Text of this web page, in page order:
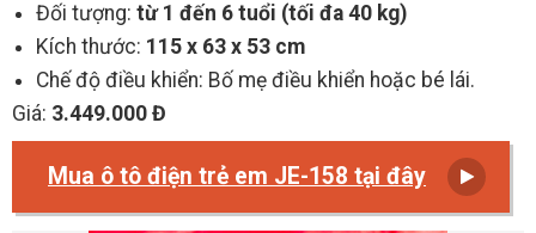
Đối tượng: từ 1 đến 6 tuổi (tối đa 40 kg)
Kích thước: 115 x 63 x 53 cm
Chế độ điều khiển: Bố mẹ điều khiển hoặc bé lái.
Giá: 3.449.000 Đ
Mua ô tô điện trẻ em JE-158 tại đây